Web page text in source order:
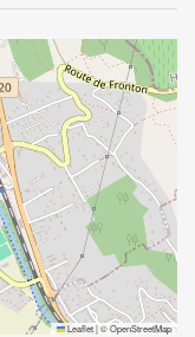
Leaflet|©OpenStreetMap